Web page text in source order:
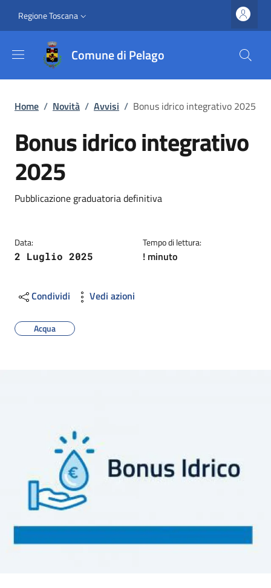
Slim top
Regione Toscana
Comune di Pelago
Briciole di pane
Home / Novità / Avvisi / Bonus idrico integrativo 2025
Bonus idrico integrativo
2025
Dettagli
Descrizione breve
Pubblicazione graduatoria definitiva
Data:
2 Luglio 2025
Tempo di lettura:
! minuto
Condividi Vedi azioni
Acqua